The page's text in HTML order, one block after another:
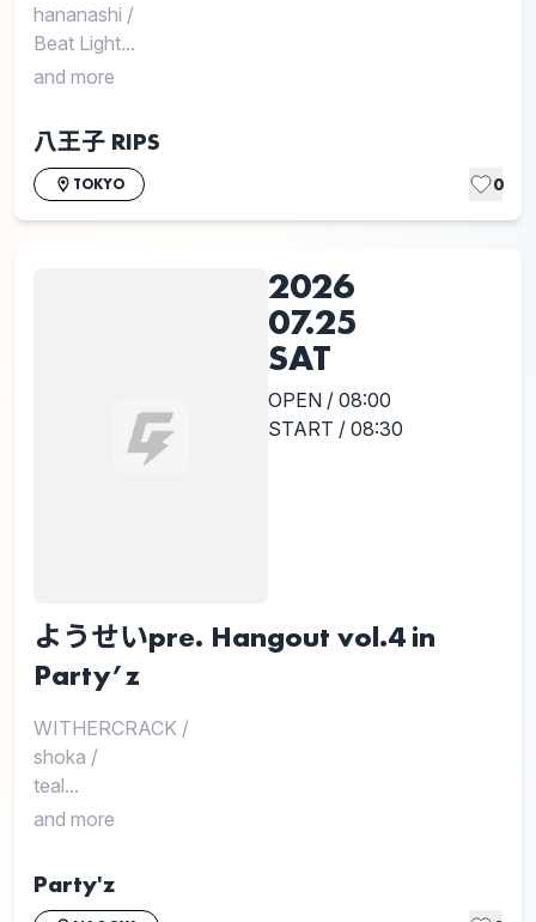
hananashi /
Beat Light...
and more
八王子 RIPS
TOKYO 0
2026
07.25
SAT
OPEN / 08:00
START / 08:30
ようせいpre. Hangout vol.4 in
Party’z
WITHERCRACK /
shoka /
teal...
and more
Party'z